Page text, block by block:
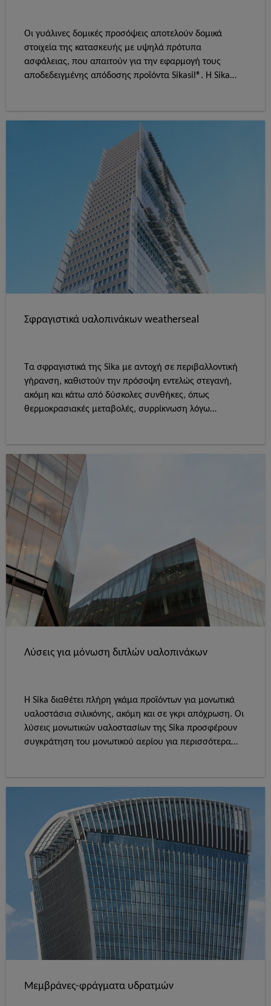
Οι γυάλινες δομικές προσόψεις αποτελούν δομικά
στοιχεία της κατασκευής με υψηλά πρότυπα
ασφάλειας, που απαιτούν για την εφαρμογή τους
αποδεδειγμένης απόδοσης προϊόντα Sikasil®. Η Sika
Σφραγιστικά υαλοπινάκων weatherseal
Τα σφραγιστικά της Sika με αντοχή σε περιβαλλοντική
γήρανση, καθιστούν την πρόσοψη εντελώς στεγανή,
ακόμη και κάτω από δύσκολες συνθήκες, όπως
θερμοκρασιακές μεταβολές, συρρίκνωση λόγω
ευρεία χρωματική ποικιλία.
Λύσεις για μόνωση διπλών υαλοπινάκων
Η Sika διαθέτει πλήρη γκάμα προϊόντων για μονωτικά
υαλοστάσια σιλικόνης, ακόμη και σε γκρι απόχρωση. Οι
λύσεις μονωτικών υαλοστασίων της Sika προσφέρουν
συγκράτηση του μονωτικού αερίου για περισσότερα
Μεμβράνες-φράγματα υδρατμών